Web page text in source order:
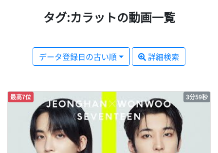
タグ:カラットの動画一覧
データ登録日の古い順 詳細検索
最高7位 3分59秒